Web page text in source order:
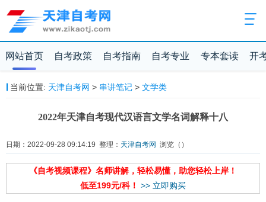
网站首页 自考政策 自考指南 自考专业 专本套读 开
当前位置: 天津自考网 > 串讲笔记> 文学类
2022年天津自考现代汉语言文学名词解释十八
日期：2022-09-28 09:14:19 整理： 天津自考网 浏览（ ）
《自考视频课程》名师讲解，轻松易懂，助您轻松上岸！
低至199元/科！ >> 立即购买